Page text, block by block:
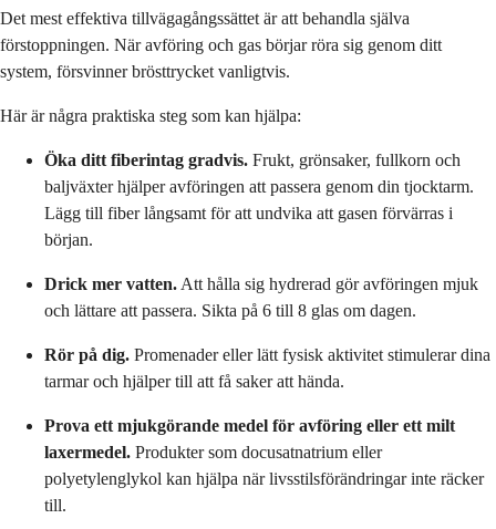
Det mest effektiva tillvägagångssättet är att behandla själva
förstoppningen. När avföring och gas börjar röra sig genom ditt
system, försvinner brösttrycket vanligtvis.
Här är några praktiska steg som kan hjälpa:
Öka ditt fiberintag gradvis. Frukt, grönsaker, fullkorn och
baljväxter hjälper avföringen att passera genom din tjocktarm.
Lägg till fiber långsamt för att undvika att gasen förvärras i
början.
Drick mer vatten. Att hålla sig hydrerad gör avföringen mjuk
och lättare att passera. Sikta på 6 till 8 glas om dagen.
Rör på dig. Promenader eller lätt fysisk aktivitet stimulerar dina
tarmar och hjälper till att få saker att hända.
Prova ett mjukgörande medel för avföring eller ett milt
laxermedel. Produkter som docusatnatrium eller
polyetylenglykol kan hjälpa när livsstilsförändringar inte räcker
till.